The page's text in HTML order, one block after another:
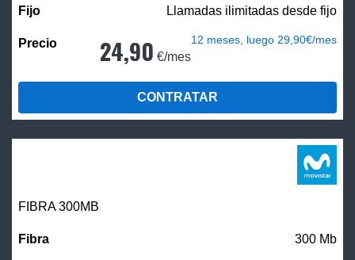
Llamadas ilimitadas desde fijo
24,90 €/mes
12 meses, luego 29,90€/mes
CONTRATAR
FIBRA 300MB
300 Mb